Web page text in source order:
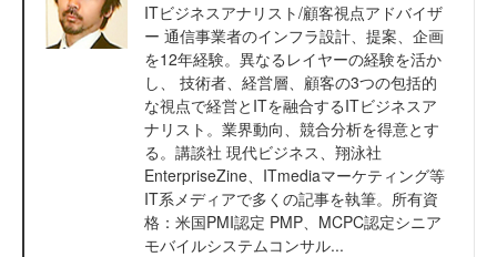
ITビジネスアナリスト/顧客視点アドバイザ
ー 通信事業者のインフラ設計、提案、企画
を12年経験。異なるレイヤーの経験を活か
し、 技術者、経営層、顧客の3つの包括的
な視点で経営とITを融合するITビジネスア
ナリスト。業界動向、競合分析を得意とす
る。講談社 現代ビジネス、翔泳社
EnterpriseZine、ITmediaマーケティング等
IT系メディアで多くの記事を執筆。所有資
格：米国PMI認定 PMP、MCPC認定シニア
モバイルシステムコンサル...